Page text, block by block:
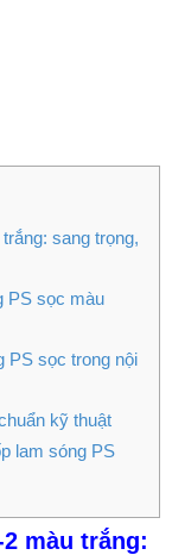
sang trọng,
PS sọc màu
PS sọc trong nội
kỹ thuật
lam sóng PS
màu trắng: